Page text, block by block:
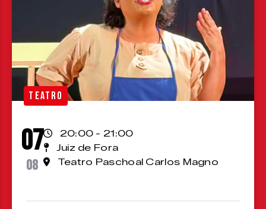
TEATRO
07
08
20:00 - 21:00
Juiz de Fora
Teatro Paschoal Carlos Magno